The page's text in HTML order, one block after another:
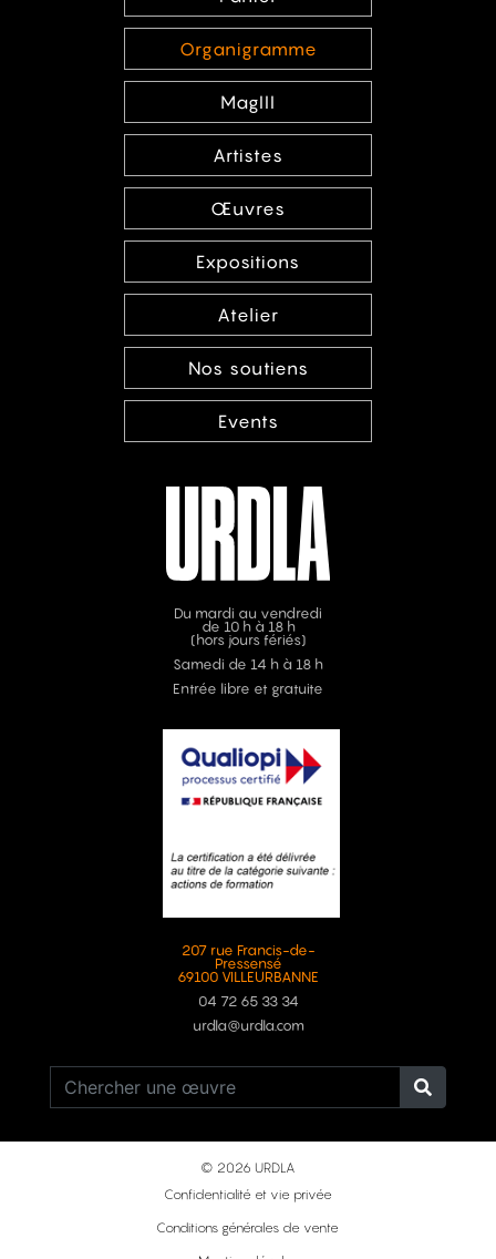
Organigramme
MagIII
Artistes
Œuvres
Expositions
Atelier
Nos soutiens
Events
Du mardi au vendredi
de 10 h à 18 h
(hors jours fériés)
Samedi de 14 h à 18 h
Entrée libre et gratuite
207 rue Francis-de-
Pressensé
69100 VILLEURBANNE
04 72 65 33 34
urdla@urdla.com
© 2026 URDLA
Confidentialité et vie privée
Conditions générales de vente